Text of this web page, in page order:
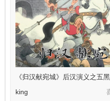
《归汉献宛城》后汉演义之五
king